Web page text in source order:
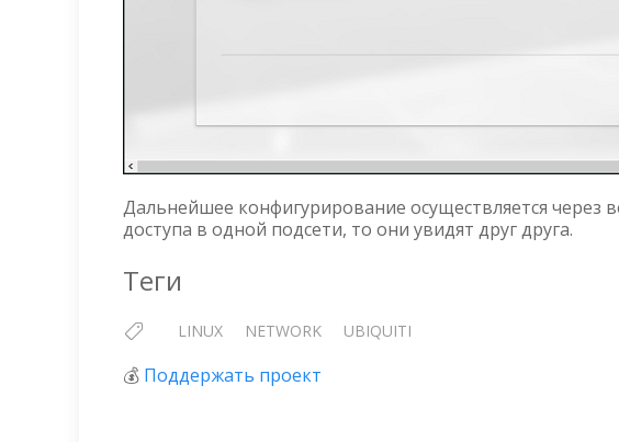
Дальнейшее конфигурирование осуществляется через
доступа в одной подсети, то они увидят друг друга.
Теги
LINUX NETWORK UBIQUITI
💰 Поддержать проект